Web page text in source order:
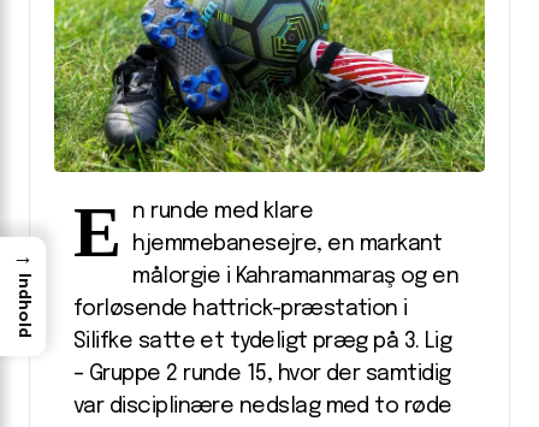
E
n runde med klare
hjemmebanesejre, en markant
målorgie i Kahramanmaraş og en
forløsende hattrick-præstation i
Silifke satte et tydeligt præg på 3. Lig
– Gruppe 2 runde 15, hvor der samtidig
var disciplinære nedslag med to røde
→
Indhold